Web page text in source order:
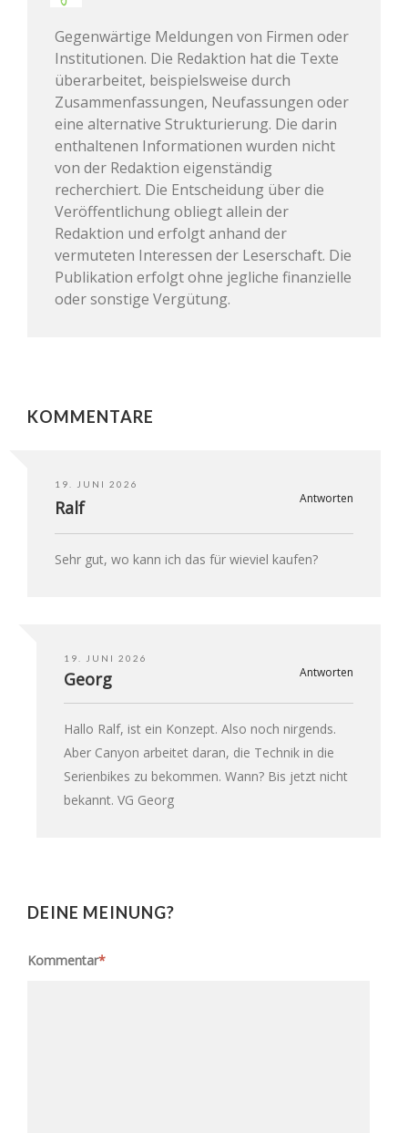
Gegenwärtige Meldungen von Firmen oder
Institutionen. Die Redaktion hat die Texte
überarbeitet, beispielsweise durch
Zusammenfassungen, Neufassungen oder
eine alternative Strukturierung. Die darin
enthaltenen Informationen wurden nicht
von der Redaktion eigenständig
recherchiert. Die Entscheidung über die
Veröffentlichung obliegt allein der
Redaktion und erfolgt anhand der
vermuteten Interessen der Leserschaft. Die
Publikation erfolgt ohne jegliche finanzielle
oder sonstige Vergütung.
KOMMENTARE
19. JUNI 2026
Antworten
Ralf
Sehr gut, wo kann ich das für wieviel kaufen?
19. JUNI 2026
Antworten
Georg
Hallo Ralf, ist ein Konzept. Also noch nirgends.
Aber Canyon arbeitet daran, die Technik in die
Serienbikes zu bekommen. Wann? Bis jetzt nicht
bekannt. VG Georg
DEINE MEINUNG?
Kommentar*